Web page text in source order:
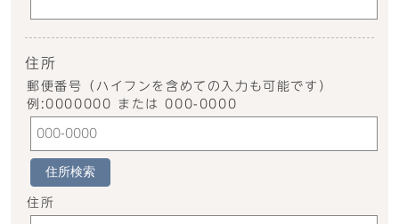
住所
郵便番号（ハイフンを含めての入力も可能です）
例:0000000 または 000-0000
住所検索
住所